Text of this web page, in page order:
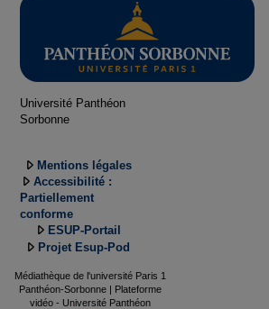
Université Panthéon
Sorbonne
Mentions légales
Accessibilité :
Partiellement
conforme
ESUP-Portail
Projet Esup-Pod
Médiathèque de l'université Paris 1
Panthéon-Sorbonne | Plateforme
vidéo - Université Panthéon